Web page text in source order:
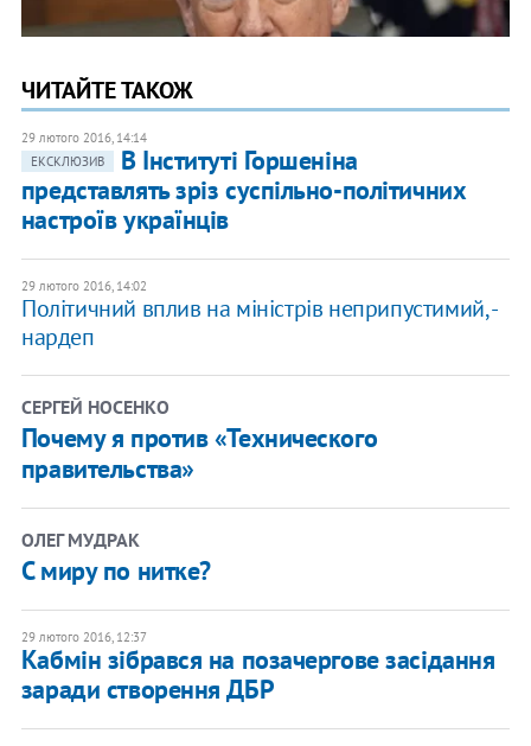
ЧИТАЙТЕ ТАКОЖ
29 лютого 2016, 14:14
ЕКСКЛЮЗИВ
В Інституті Горшеніна
представлять зріз суспільно-політичних
настроїв українців
29 лютого 2016, 14:02
Політичний вплив на міністрів неприпустимий, -
нардеп
СЕРГЕЙ НОСЕНКО
Почему я против «Технического
правительства»
ОЛЕГ МУДРАК
С миру по нитке?
29 лютого 2016, 12:37
Кабмін зібрався на позачергове засідання
заради створення ДБР